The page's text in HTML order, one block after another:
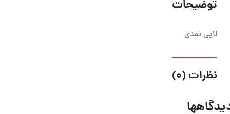
توضیحات
لایی نمدی
نظرات (0)